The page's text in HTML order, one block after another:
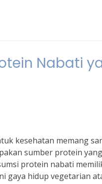
Nabati
kesehatan memang
sumber protein
protein nabati
gaya hidup vegetarian